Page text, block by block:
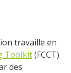
travaille en
Toolkit(FCCT).
des